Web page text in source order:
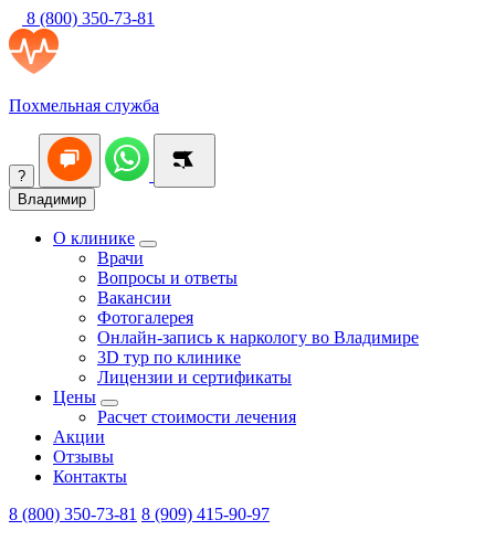
8 (800) 350-73-81
Похмельная служба
?
Владимир
О клинике
Врачи
Вопросы и ответы
Вакансии
Фотогалерея
Онлайн-запись к наркологу во Владимире
3D тур по клинике
Лицензии и сертификаты
Цены
Расчет стоимости лечения
Акции
Отзывы
Контакты
8 (800) 350-73-81 8 (909) 415-90-97